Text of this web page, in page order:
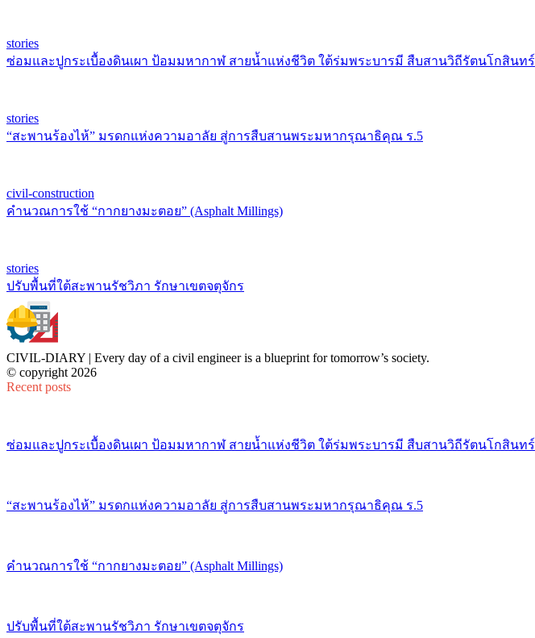
stories
ซ่อมและปูกระเบื้องดินเผา ป้อมมหากาฬ สายน้ำแห่งชีวิต ใต้ร่มพระบารมี สืบสานวิถีรัตนโกสินทร์
stories
“สะพานร้องไห้” มรดกแห่งความอาลัย สู่การสืบสานพระมหากรุณาธิคุณ ร.5
civil-construction
คำนวณการใช้ “กากยางมะตอย” (Asphalt Millings)
stories
ปรับพื้นที่ใต้สะพานรัชวิภา รักษาเขตจตุจักร
CIVIL-DIARY | Every day of a civil engineer is a blueprint for tomorrow’s society.
© copyright 2026
Recent posts
ซ่อมและปูกระเบื้องดินเผา ป้อมมหากาฬ สายน้ำแห่งชีวิต ใต้ร่มพระบารมี สืบสานวิถีรัตนโกสินทร์
“สะพานร้องไห้” มรดกแห่งความอาลัย สู่การสืบสานพระมหากรุณาธิคุณ ร.5
คำนวณการใช้ “กากยางมะตอย” (Asphalt Millings)
ปรับพื้นที่ใต้สะพานรัชวิภา รักษาเขตจตุจักร